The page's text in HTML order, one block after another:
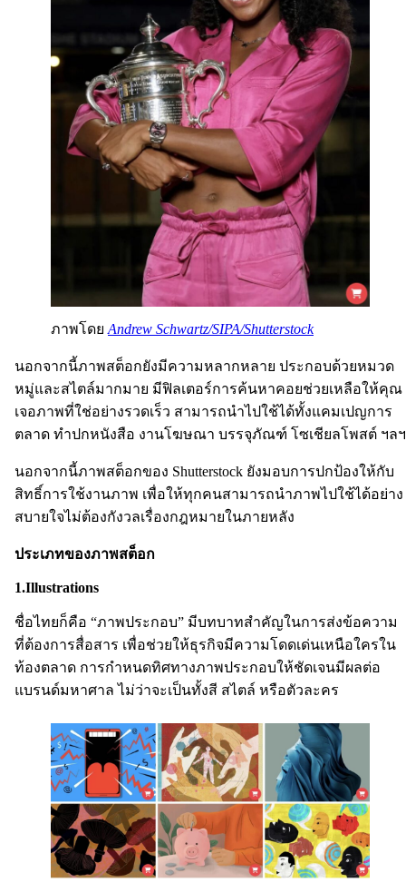
ภาพโดย Andrew Schwartz/SIPA/Shutterstock
นอกจากนี้ภาพสต็อกยังมีความหลากหลาย ประกอบด้วยหมวด
หมู่และสไตล์มากมาย มีฟิลเตอร์การค้นหาคอยช่วยเหลือให้คุณ
เจอภาพที่ใช่อย่างรวดเร็ว สามารถนำไปใช้ได้ทั้งแคมเปญการ
ตลาด ทำปกหนังสือ งานโฆษณา บรรจุภัณฑ์ โซเชียลโพสต์ ฯลฯ
นอกจากนี้ภาพสต็อกของ Shutterstock ยังมอบการปกป้องให้กับ
สิทธิ์การใช้งานภาพ เพื่อให้ทุกคนสามารถนำภาพไปใช้ได้อย่าง
สบายใจไม่ต้องกังวลเรื่องกฎหมายในภายหลัง
ประเภทของภาพสต็อก
1.Illustrations
ชื่อไทยก็คือ “ภาพประกอบ” มีบทบาทสำคัญในการส่งข้อความ
ที่ต้องการสื่อสาร เพื่อช่วยให้ธุรกิจมีความโดดเด่นเหนือใครใน
ท้องตลาด การกำหนดทิศทางภาพประกอบให้ชัดเจนมีผลต่อ
แบรนด์มหาศาล ไม่ว่าจะเป็นทั้งสี สไตล์ หรือตัวละคร